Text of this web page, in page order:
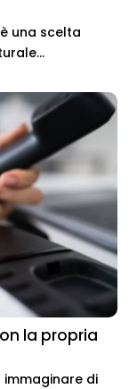
una scelta
la propria
di